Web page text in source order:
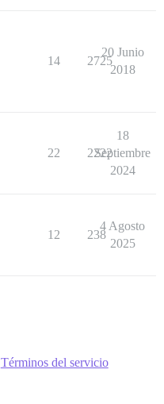
14 2725
20 Junio
2018
22 2222
18
Septiembre
2024
12 238
4 Agosto
2025
Términos del servicio